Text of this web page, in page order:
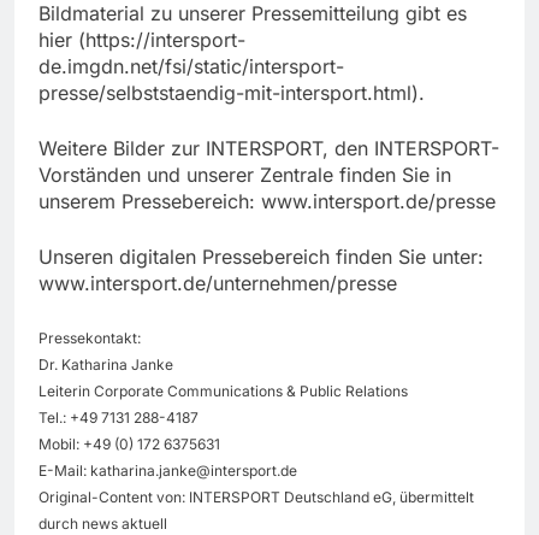
Bildmaterial zu unserer Pressemitteilung gibt es
hier (https://intersport-
de.imgdn.net/fsi/static/intersport-
presse/selbststaendig-mit-intersport.html).
Weitere Bilder zur INTERSPORT, den INTERSPORT-
Vorständen und unserer Zentrale finden Sie in
unserem Pressebereich: www.intersport.de/presse
Unseren digitalen Pressebereich finden Sie unter:
www.intersport.de/unternehmen/presse
Pressekontakt:
Dr. Katharina Janke
Leiterin Corporate Communications & Public Relations
Tel.: +49 7131 288-4187
Mobil: +49 (0) 172 6375631
E-Mail: katharina.janke@intersport.de
Original-Content von: INTERSPORT Deutschland eG, übermittelt
durch news aktuell